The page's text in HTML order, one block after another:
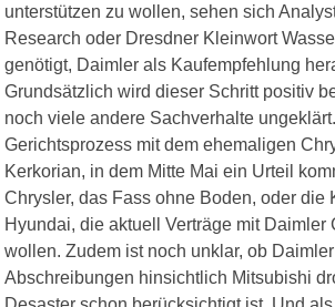
unterstützen zu wollen, sehen sich
Research oder Dresdner Kleinwort
genötigt, Daimler als Kaufempfehlung
Grundsätzlich wird dieser Schritt positiv
noch viele andere Sachverhalte
Gerichtsprozess mit dem ehemaligen
Kerkorian, in dem Mitte Mai ein Urteil
Chrysler, das Fass ohne Boden, oder die
Hyundai, die aktuell Verträge mit Daimler
wollen. Zudem ist noch unklar, ob
Abschreibungen hinsichtlich Mitsubishi